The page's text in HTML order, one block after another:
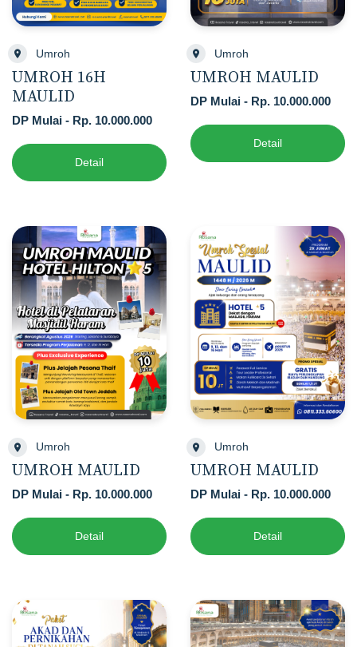
Umroh
UMROH 16H
MAULID
DP Mulai - Rp. 10.000.000
Detail
Umroh
UMROH MAULID
DP Mulai - Rp. 10.000.000
Detail
Umroh
UMROH MAULID
DP Mulai - Rp. 10.000.000
Detail
Umroh
UMROH MAULID
DP Mulai - Rp. 10.000.000
Detail